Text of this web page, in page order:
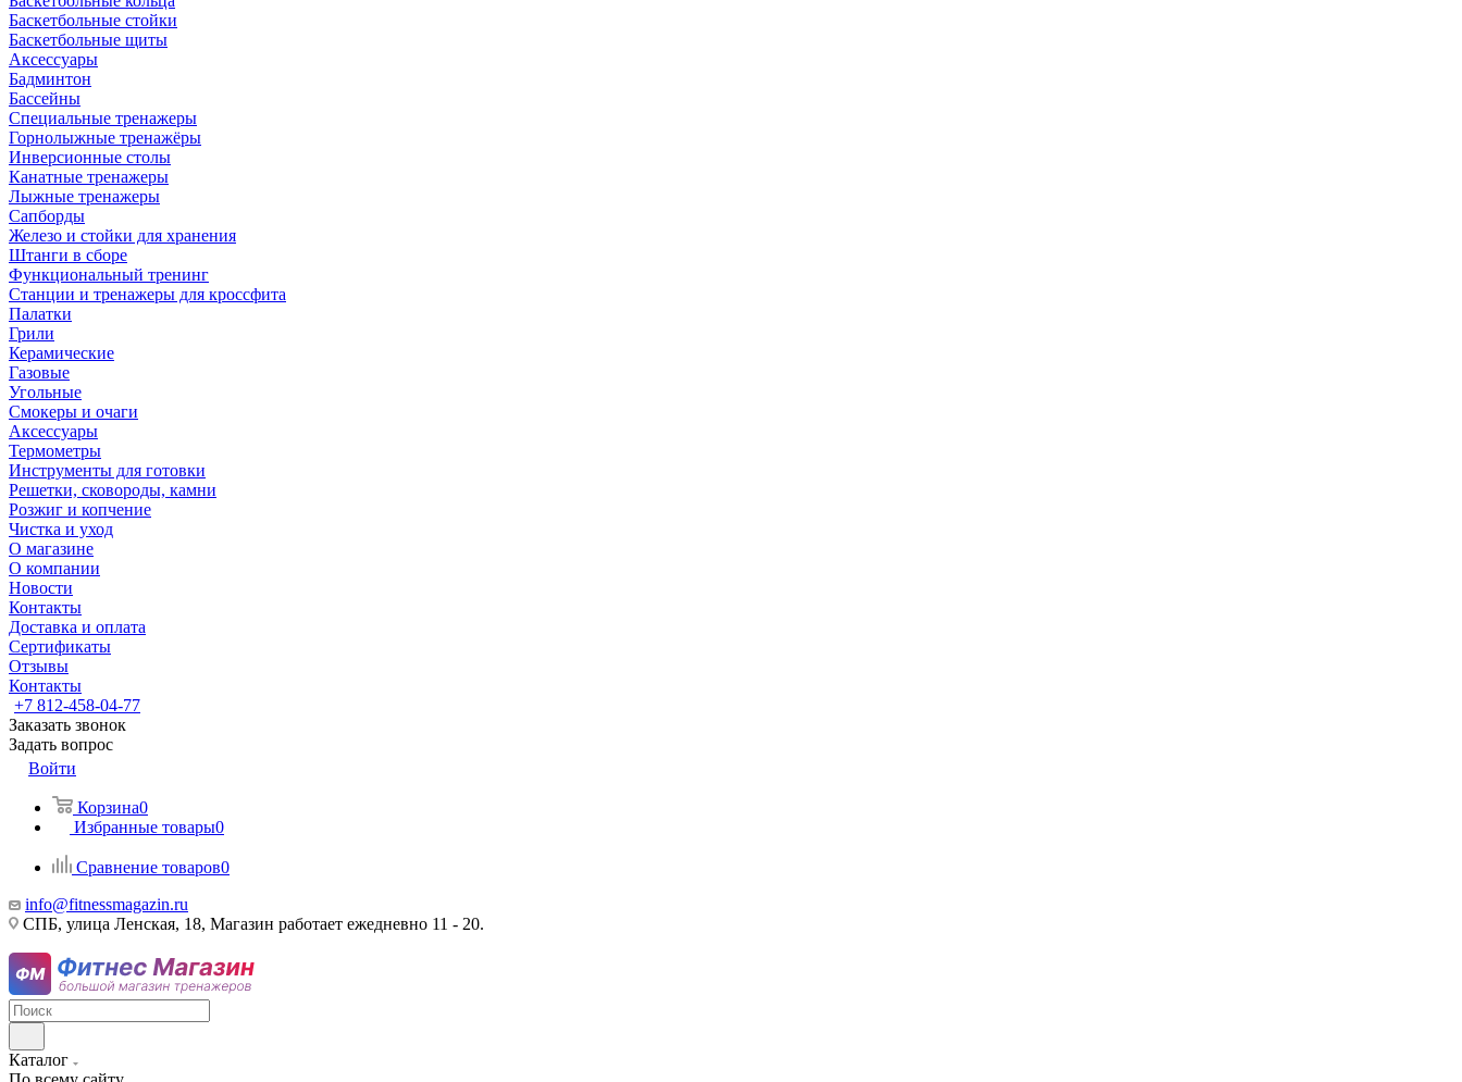
Баскетбольные стойки
Баскетбольные щиты
Аксессуары
Бадминтон
Бассейны
Специальные тренажеры
Горнолыжные тренажёры
Инверсионные столы
Канатные тренажеры
Лыжные тренажеры
Сапборды
Железо и стойки для хранения
Штанги в сборе
Функциональный тренинг
Станции и тренажеры для кроссфита
Палатки
Грили
Керамические
Газовые
Угольные
Смокеры и очаги
Аксессуары
Термометры
Инструменты для готовки
Решетки, сковороды, камни
Розжиг и копчение
Чистка и уход
О магазине
О компании
Новости
Контакты
Доставка и оплата
Сертификаты
Отзывы
Контакты
+7 812-458-04-77
Заказать звонок
Задать вопрос
Войти
Корзина0
Избранные товары0
Сравнение товаров0
info@fitnessmagazin.ru
СПБ, улица Ленская, 18, Магазин работает ежедневно 11 - 20.
Каталог